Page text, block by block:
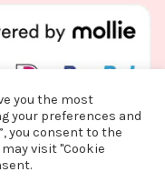
worden alle
you the most
your preferences and
you consent to the
visit "Cookie